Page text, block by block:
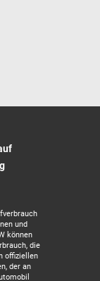
und
können
die
offiziellen
der an